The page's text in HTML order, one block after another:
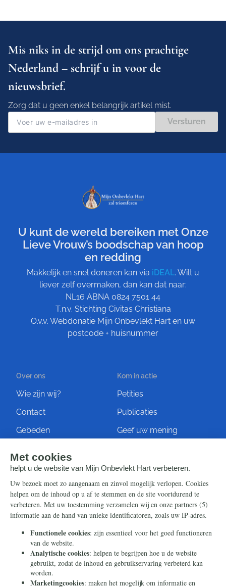
Mis niks in de strijd om ons prachtige
Nederland – schrijf u in voor de
nieuwsbrief.
Zorg dat u geen enkel belangrijk artikel mist.
Versturen
U kunt de wereld bereiken met Onze
Lieve Vrouw’s boodschap van hoop
en redding
Makkelijk en snel doneren kan via iDEAL. Wilt u
liever zelf overmaken, dan kan dat naar:
NL16 ABNA 0824 7501 44
T.n.v. Stichting Civitas Christiana
O.v.v. Webdonatie Mijn Onbevlekt Hart en uw
postcode + huisnummer
Over ons
Wie zijn wij?
Contact
Gebeden
Kom in actie
Petities
Publicaties
Geef uw mening
Steun ons
Nieuwsbrief
Eenmalig
Maandelijks
Periodiek
Nalaten
Info
Contact
Ontvang onze Telegram-
berichten